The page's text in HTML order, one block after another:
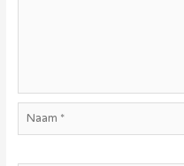
Naam
*